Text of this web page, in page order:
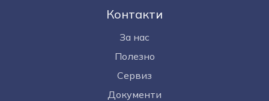
Контакти
За нас
Полезно
Сервиз
Документи